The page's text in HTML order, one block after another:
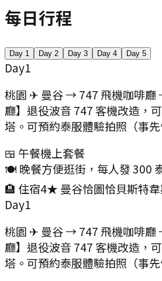
每日行程
Day 1 Day 2 Day 3 Day 4 Day 5
Day1
桃園 ✈ 曼谷 → 747 飛機咖啡廳
廳】退役波音 747 客機改造，
塔。可預約泰服體驗拍照（事
🍱 午餐機上套餐
🍽️ 晚餐方便逛街，每人發 300
🏨 住宿4★ 曼谷恰圖恰貝斯特
Day1
桃園 ✈ 曼谷 → 747 飛機咖啡廳
廳】退役波音 747 客機改造，
塔。可預約泰服體驗拍照（事